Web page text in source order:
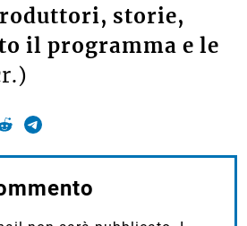
storie,
il programma e le